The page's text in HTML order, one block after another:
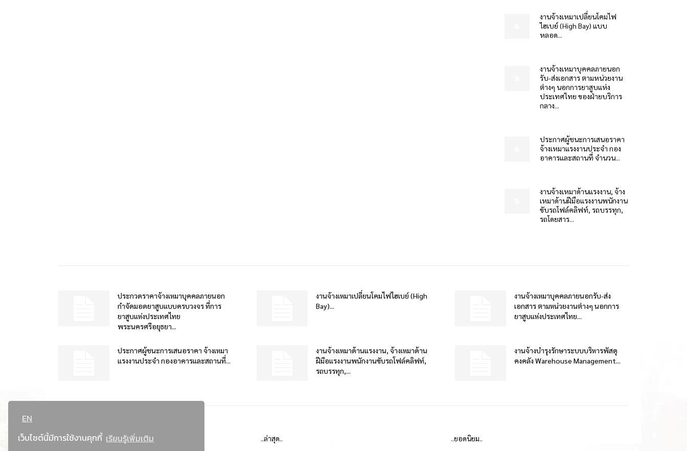
EN
เว็บไซต์นี้มีการใช้งานคุกกี้ เรียนรู้เพิ่มเติม
งานจ้างเหมาเปลี่ยนโคมไฟ
ไฮเบย์ (High Bay) แบบ
หลอด...
งานจ้างเหมาบุคคลภายนอก
รับ-ส่งเอกสาร ตามหน่วยงาน
ต่างๆ นอกการยาสูบแห่ง
ประเทศไทย ของฝ่ายบริการ
กลาง...
ประกาศผู้ชนะการเสนอราคา
จ้างเหมาแรงงานประจำ กอง
อาคารและสถานที่ จำนวน...
งานจ้างเหมาด้านแรงงาน, จ้าง
เหมาด้านฝีมือแรงงานพนักงาน
ขับรถโฟล์คลิฟท์, รถบรรทุก,
รถโดยสาร...
ประกวดราคาจ้างเหมาบุคคลภายนอก
กำจัดมอดยาสูบแบบครบวงจร ที่การ
ยาสูบแห่งประเทศไทย
พระนครศรีอยุธยา...
งานจ้างเหมาเปลี่ยนโคมไฟไฮเบย์ (High
Bay)...
งานจ้างเหมาบุคคลภายนอกรับ-ส่ง
เอกสาร ตามหน่วยงานต่างๆ นอกการ
ยาสูบแห่งประเทศไทย...
ประกาศผู้ชนะการเสนอราคา จ้างเหมา
แรงงานประจำ กองอาคารและสถานที่...
งานจ้างเหมาด้านแรงงาน, จ้างเหมาด้าน
ฝีมือแรงงานพนักงานขับรถโฟล์คลิฟท์,
รถบรรทุก,...
งานจ้างบำรุงรักษาระบบบริหารพัสดุ
คงคลัง Warehouse Management...
..ล่าสุด.. ..ยอดนิยม..